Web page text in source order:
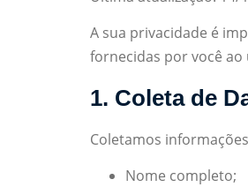
A sua privacidade é
fornecidas por você
1. Coleta de
Coletamos
Nome completo;